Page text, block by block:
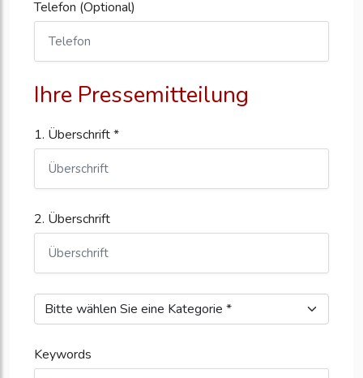
Telefon (Optional)
Ihre Pressemitteilung
1. Überschrift *
2. Überschrift
Keywords